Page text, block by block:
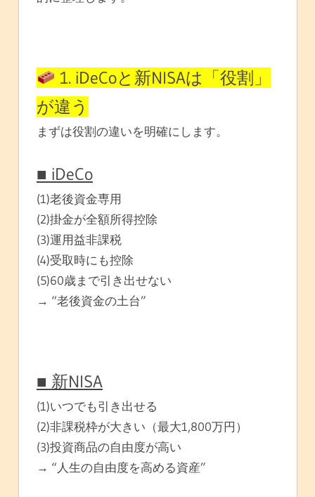
1. iDeCoと新NISAは「役割」
が違う
まずは役割の違いを明確にします。
■ iDeCo
(1)老後資金専用
(2)掛金が全額所得控除
(3)運用益非課税
(4)受取時にも控除
(5)60歳まで引き出せない
→ “老後資金の土台”
■ 新NISA
(1)いつでも引き出せる
(2)非課税枠が大きい（最大1,800万円）
(3)投資商品の自由度が高い
→ “人生の自由度を高める資産”